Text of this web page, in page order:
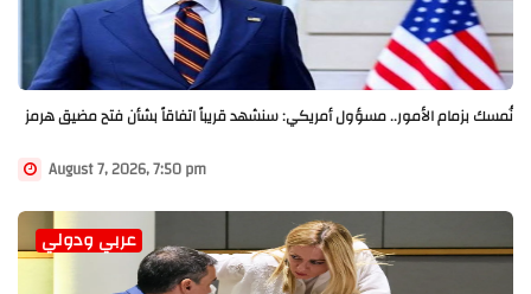
نُمسك بزمام الأمور.. مسؤول أمريكي: سنشهد قريباً اتفاقاً بشأن فتح مضيق هرمز
August 7, 2026, 7:50 pm
عربي ودولي